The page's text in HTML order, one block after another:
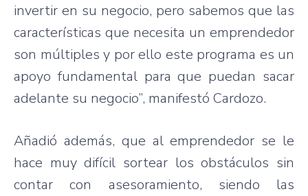
invertir en su negocio, pero sabemos que las
características que necesita un emprendedor
son múltiples y por ello este programa es un
apoyo fundamental para que puedan sacar
adelante su negocio”, manifestó Cardozo.
Añadió además, que alemprendedor se le
hace muy difícil sortear losobstáculos sin
contar con asesoramiento, siendo
las